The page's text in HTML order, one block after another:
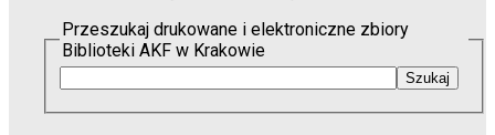
Przeszukaj drukowane i elektroniczne zbiory
Biblioteki AKF w Krakowie